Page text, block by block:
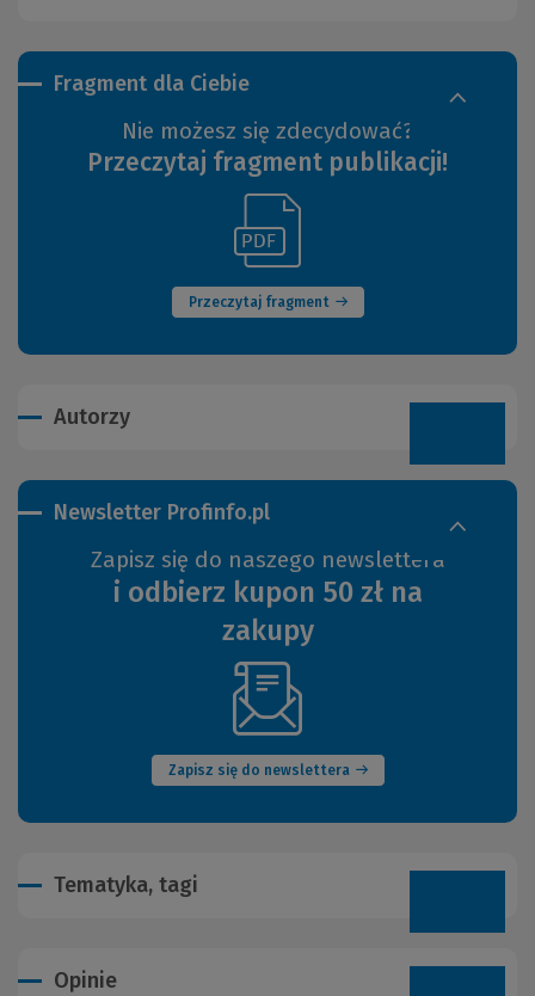
Fragment dla Ciebie
Nie możesz się zdecydować?
Przeczytaj fragment publikacji!
Przeczytaj fragment
(Nowe
okno)
innej
strony)
Autorzy
Newsletter Profinfo.pl
Zapisz się do naszego newslettera
i odbierz kupon 50 zł na
zakupy
Zapisz się do newslettera
(Nowe
okno)
Tematyka, tagi
Opinie